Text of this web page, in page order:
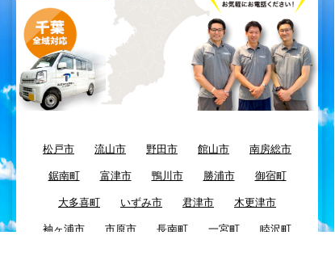
松戸市 流山市 野田市 館山市 南房総市
鋸南町 富津市 鴨川市 勝浦市 御宿町
大多喜町 いずみ市 君津市 木更津市
袖ヶ浦市 市原市 長南町 一宮町 睦沢町